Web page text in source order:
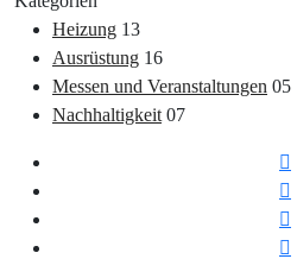
Heizung 13
Ausrüstung 16
Messen und Veranstaltungen 05
Nachhaltigkeit 07